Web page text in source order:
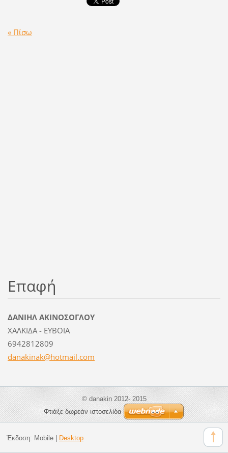
« Πίσω
Επαφή
ΔΑΝΙΗΛ ΑΚΙΝΟΣΟΓΛΟΥ
ΧΑΛΚΙΔΑ - ΕΥΒΟΙΑ
6942812809
danakinak@hotmail.com
© danakin 2012- 2015
Φτιάξε δωρεάν ιστοσελίδα
Έκδοση: Mobile| Desktop